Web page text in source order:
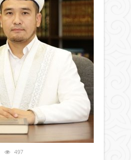
497